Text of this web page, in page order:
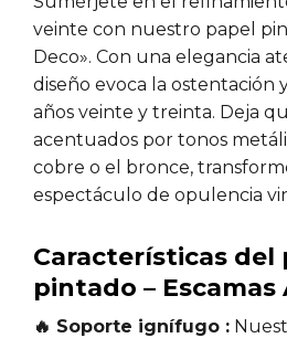
veinte con nuestro papel
Deco». Con una elegancia
diseño evoca la ostentación
años veinte y treinta. Deja
acentuados por tonos
cobre o el bronce,
espectáculo de opulencia
Características del
pintado – Escamas
🔥 Soporte ignífugo :